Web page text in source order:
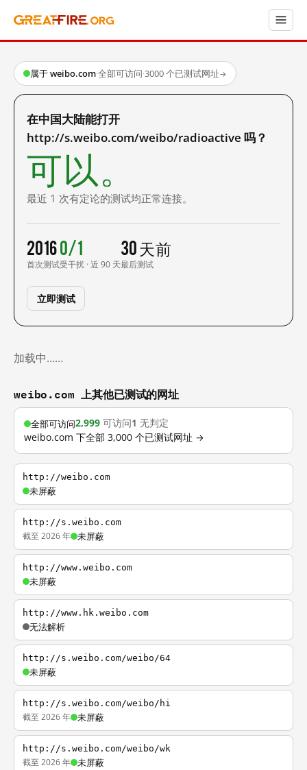
属于 weibo.com·全部可访问·3000 个已测试网址→
在中国大陆能打开
http://s.weibo.com/weibo/radioactive 吗？
可以。
最近 1 次有定论的测试均正常连接。
2016
首次测试
0/1
受干扰 · 近 90 天
30 天前
最后测试
立即测试
加载中……
weibo.com 上其他已测试的网址
全部可访问2,999 可访问1 无判定
weibo.com 下全部 3,000 个已测试网址 →
http://weibo.com
未屏蔽
http://s.weibo.com
截至 2026 年 未屏蔽
http://www.weibo.com
未屏蔽
http://www.hk.weibo.com
无法解析
http://s.weibo.com/weibo/64
未屏蔽
http://s.weibo.com/weibo/hi
截至 2026 年 未屏蔽
http://s.weibo.com/weibo/wk
截至 2026 年 未屏蔽